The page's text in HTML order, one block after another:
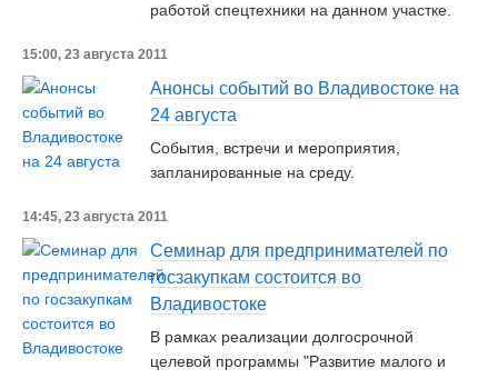
работой спецтехники на данном участке.
15:00, 23 августа 2011
Анонсы событий во Владивостоке на
24 августа
События, встречи и мероприятия,
запланированные на среду.
14:45, 23 августа 2011
Семинар для предпринимателей по
госзакупкам состоится во
Владивостоке
В рамках реализации долгосрочной
целевой программы "Развитие малого и